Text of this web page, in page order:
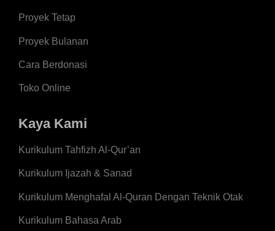
Proyek Tetap
Proyek Bulanan
Cara Berdonasi
Toko Online
Kaya Kami
Kurikulum Tahfizh Al-Qur’an
Kurikulum Ijazah & Sanad
Kurikulum Menghafal Al-Quran Dengan Teknik Otak
Kurikulum Bahasa Arab